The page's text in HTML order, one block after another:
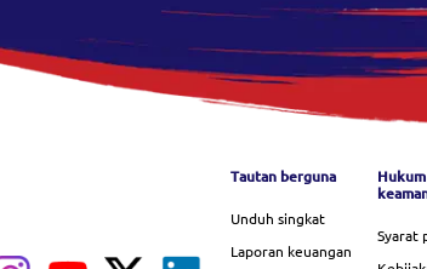
Footer
Tautan berguna
Unduh singkat
Laporan keuangan
Syarat